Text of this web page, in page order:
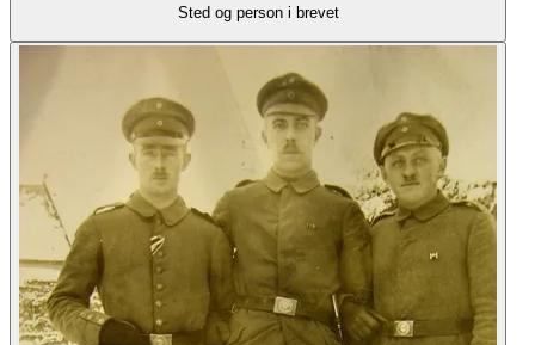
Sted og person i brevet